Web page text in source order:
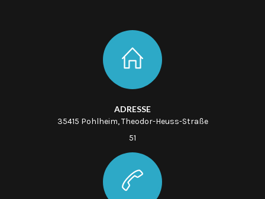
ADRESSE
35415 Pohlheim, Theodor-Heuss-Straße
51